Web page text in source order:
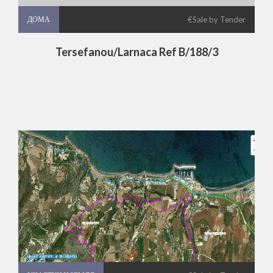
ДОМА
ДОМА
ДОМА €Sale by Tender
Tersefanou/Larnaca Ref B/188/3